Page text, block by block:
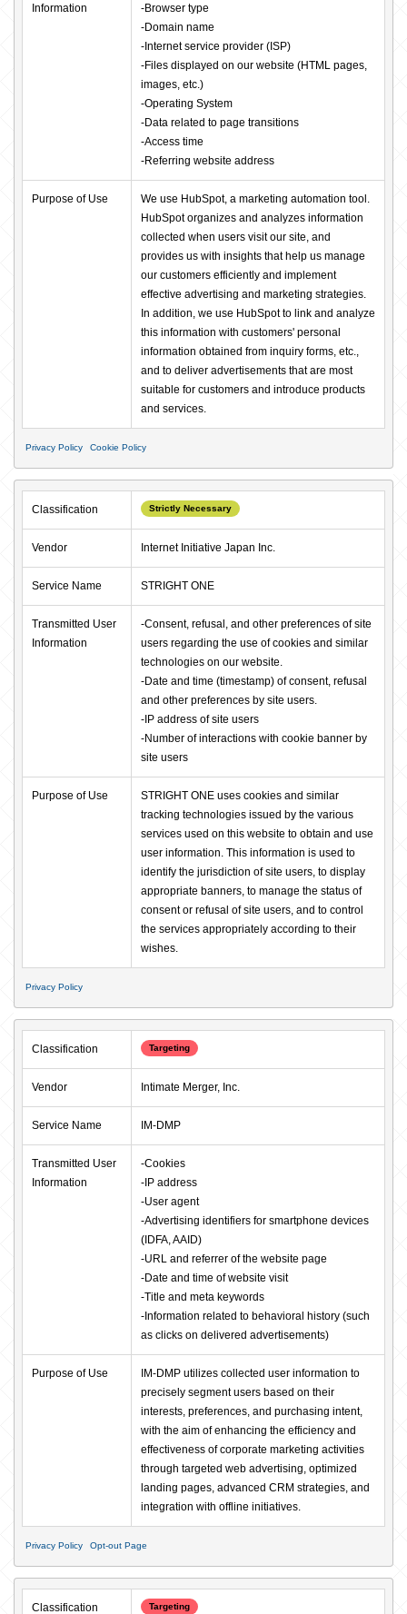
Information
-Browser type
-Domain name
-Internet service provider (ISP)
-Files displayed on our website (HTML pages,
images, etc.)
-Operating System
-Data related to page transitions
-Access time
-Referring website address
Purpose of Use
We use HubSpot, a marketing automation tool.
HubSpot organizes and analyzes information
collected when users visit our site, and
provides us with insights that help us manage
our customers efficiently and implement
effective advertising and marketing strategies.
In addition, we use HubSpot to link and analyze
this information with customers' personal
information obtained from inquiry forms, etc.,
and to deliver advertisements that are most
suitable for customers and introduce products
and services.
Privacy Policy Cookie Policy
Classification Strictly Necessary
Vendor Internet Initiative Japan Inc.
Service Name STRIGHT ONE
Transmitted User
Information
-Consent, refusal, and other preferences of site
users regarding the use of cookies and similar
technologies on our website.
-Date and time (timestamp) of consent, refusal
and other preferences by site users.
-IP address of site users
-Number of interactions with cookie banner by
site users
Purpose of Use
STRIGHT ONE uses cookies and similar
tracking technologies issued by the various
services used on this website to obtain and use
user information. This information is used to
identify the jurisdiction of site users, to display
appropriate banners, to manage the status of
consent or refusal of site users, and to control
the services appropriately according to their
wishes.
Privacy Policy
Classification Targeting
Vendor Intimate Merger, Inc.
Service Name IM-DMP
Transmitted User
Information
-Cookies
-IP address
-User agent
-Advertising identifiers for smartphone devices
(IDFA, AAID)
-URL and referrer of the website page
-Date and time of website visit
-Title and meta keywords
-Information related to behavioral history (such
as clicks on delivered advertisements)
Purpose of Use
IM-DMP utilizes collected user information to
precisely segment users based on their
interests, preferences, and purchasing intent,
with the aim of enhancing the efficiency and
effectiveness of corporate marketing activities
through targeted web advertising, optimized
landing pages, advanced CRM strategies, and
integration with offline initiatives.
Privacy Policy Opt-out Page
Classification Targeting